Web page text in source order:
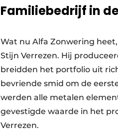
Familiebedrijf in
Wat nu Alfa Zonwering
Stijn Verrezen. Hij
breidden het portfolio uit
bevriende smid om de
werden alle metalen
gevestigde waarde in het
Verrezen.